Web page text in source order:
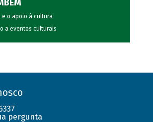
e o apoio à cultura
a eventos culturais
pergunta